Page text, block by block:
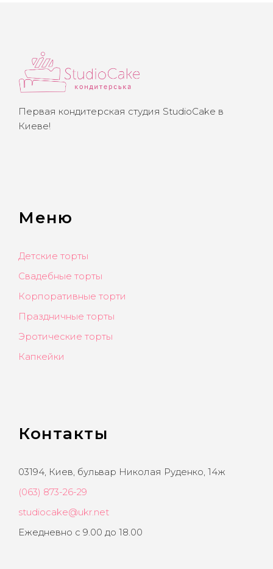
Первая кондитерская студия StudioCake в
Киеве!
Меню
Детские торты
Свадебные торты
Корпоративные торти
Праздничные торты
Эротические торты
Капкейки
Контакты
03194, Киев, бульвар Николая Руденко, 14ж
(063) 873-26-29
studiocake@ukr.net
Ежедневно с 9.00 до 18.00